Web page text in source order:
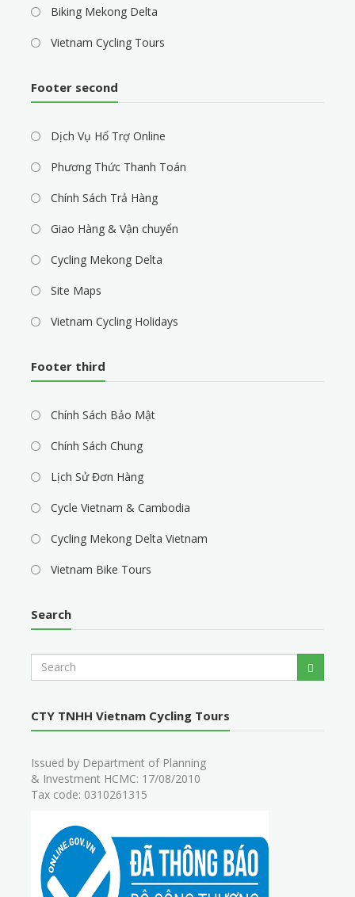
Biking Mekong Delta
Vietnam Cycling Tours
Footer second
Dịch Vụ Hổ Trợ Online
Phương Thức Thanh Toán
Chính Sách Trả Hàng
Giao Hàng & Vận chuyển
Cycling Mekong Delta
Site Maps
Vietnam Cycling Holidays
Footer third
Chính Sách Bảo Mật
Chính Sách Chung
Lịch Sử Đơn Hàng
Cycle Vietnam & Cambodia
Cycling Mekong Delta Vietnam
Vietnam Bike Tours
Search
c
Search
CTY TNHH Vietnam Cycling Tours
Issued by Department of Planning
& Investment HCMC: 17/08/2010
Tax code: 0310261315